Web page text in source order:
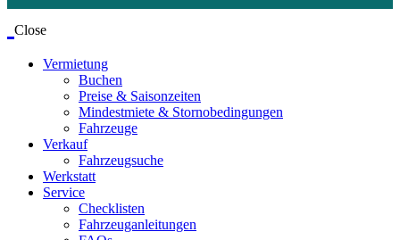
Close
Vermietung
Buchen
Preise & Saisonzeiten
Mindestmiete & Stornobedingungen
Fahrzeuge
Verkauf
Fahrzeugsuche
Werkstatt
Service
Checklisten
Fahrzeuganleitungen